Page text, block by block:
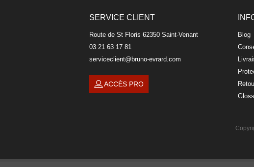
SERVICE CLIENT
Route de St Floris 62350 Saint-Venant
03 21 63 17 81
serviceclient@bruno-evrard.com
ACCÈS PRO
Blog